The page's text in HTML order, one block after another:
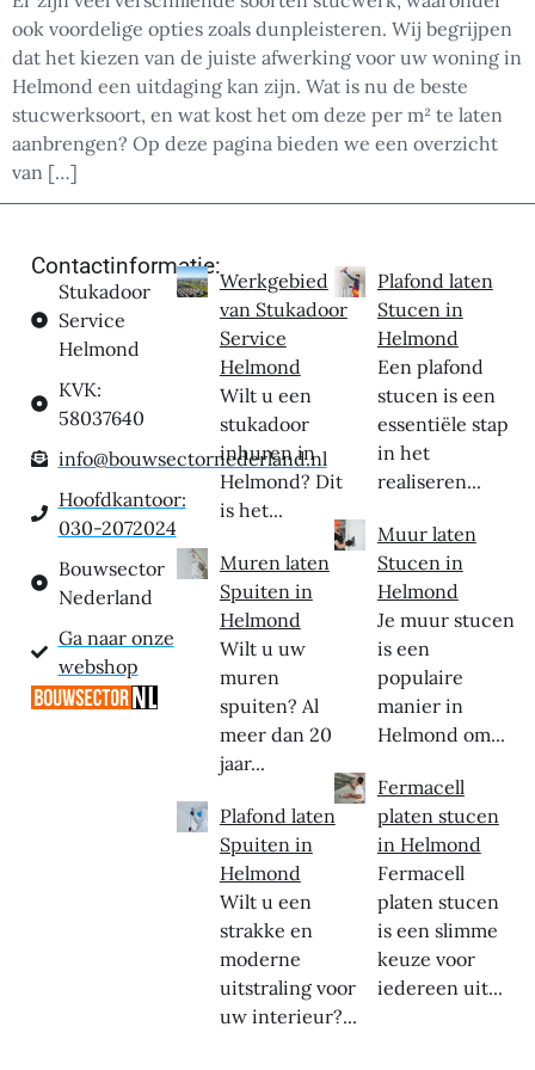
ook voordelige opties zoals dunpleisteren. Wij begrijpen
dat het kiezen van de juiste afwerking voor uw woning in
Helmond een uitdaging kan zijn. Wat is nu de beste
stucwerksoort, en wat kost het om deze per m² te laten
aanbrengen? Op deze pagina bieden we een overzicht
van […]
Contactinformatie:
Stukadoor
Service
Helmond
KVK:
58037640
info@bouwsectornederland.nl
Hoofdkantoor:
030-2072024
Bouwsector
Nederland
Ga naar onze
webshop
Werkgebied
van Stukadoor
Service
Helmond
Wilt u een
stukadoor
inhuren in
Helmond? Dit
is het...
Muren laten
Spuiten in
Helmond
Wilt u uw
muren
spuiten? Al
meer dan 20
jaar...
Plafond laten
Spuiten in
Helmond
Wilt u een
strakke en
moderne
uitstraling voor
uw interieur?...
Plafond laten
Stucen in
Helmond
Een plafond
stucen is een
essentiële stap
in het
realiseren...
Muur laten
Stucen in
Helmond
Je muur stucen
is een
populaire
manier in
Helmond om...
Fermacell
platen stucen
in Helmond
Fermacell
platen stucen
is een slimme
keuze voor
iedereen uit...